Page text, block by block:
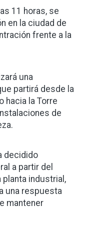
11 horas, se
en la ciudad de
frente a la
una
partirá desde la
hacia la Torre
de
decidido
a partir del
planta industrial,
una respuesta
mantener